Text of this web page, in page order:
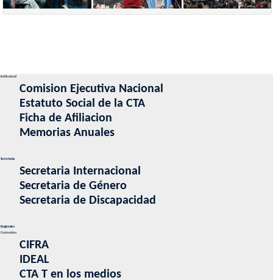
Institucional
Comision Ejecutiva Nacional
Estatuto Social de la CTA
Ficha de Afiliacion
Memorias Anuales
Secretarias
Secretaria Internacional
Secretaria de Género
Secretaria de Discapacidad
Regionales
Contenidos
CIFRA
IDEAL
CTA T en los medios